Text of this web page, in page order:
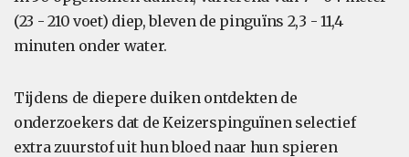
(23 - 210 voet) diep, bleven de pinguïns 2,3 - 11,4
minuten onder water.
Tijdens de diepere duiken ontdekten de
onderzoekers dat de Keizerspinguïnen selectief
extra zuurstof uit hun bloed naar hun spieren